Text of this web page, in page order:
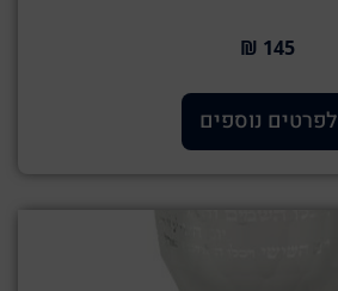
145 ₪
לפרטים נוספים